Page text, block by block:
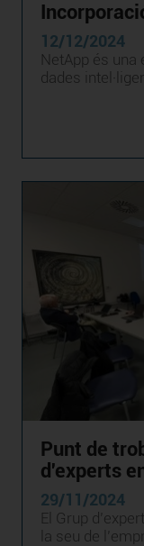
12/12/2024
NetApp és
dades
Punt de
d'experts
29/11/2024
El Grup
la seu de